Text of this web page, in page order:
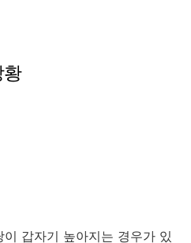
황
갑자기 높아지는 경우가 있